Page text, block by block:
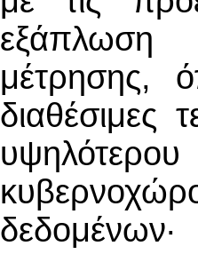
εξάπλωση
μέτρησης,
διαθέσιμες
δεδομένων·